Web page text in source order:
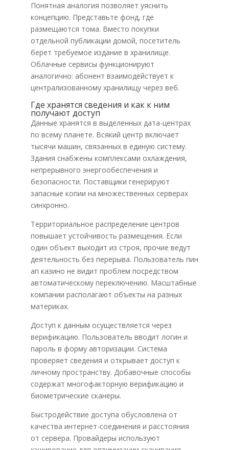
Понятная аналогия позволяет уяснить
концепцию. Представьте фонд, где
размещаются тома. Вместо покупки
отдельной публикации домой, посетитель
берет требуемое издание в хранилище.
Облачные сервисы функционируют
аналогично: абонент взаимодействует к
централизованному хранилищу через веб.
Где хранятся сведения и как к ним
получают доступ
Данные хранятся в выделенных дата-центрах
по всему планете. Всякий центр включает
тысячи машин, связанных в единую систему.
Здания снабжены комплексами охлаждения,
непрерывного энергообеспечения и
безопасности. Поставщики генерируют
запасные копии на множественных серверах
синхронно.
Территориальное распределение центров
повышает устойчивость размещения. Если
один объект выходит из строя, прочие ведут
деятельность без перерыва. Пользователь пин
ап казино не видит проблем посредством
автоматическому переключению. Масштабные
компании располагают объекты на разных
материках.
Доступ к данным осуществляется через
верификацию. Пользователь вводит логин и
пароль в форму авторизации. Система
проверяет сведения и открывает доступ к
личному пространству. Добавочные способы
содержат многофакторную верификацию и
биометрические сканеры.
Быстродействие доступа обусловлена от
качества интернет-соединения и расстояния
от сервера. Провайдеры используют